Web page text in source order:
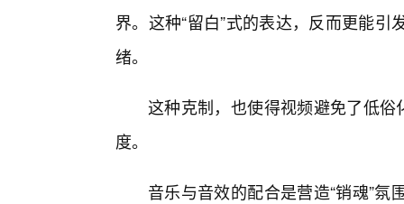
界。这种“留白”式的表达，反而更能
绪。
这种克制，也使得视频避免了低俗
度。
音乐与音效的配合是营造“销魂”